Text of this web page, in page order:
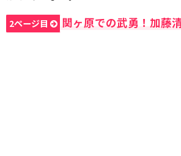
2ページ目 関ヶ原での武勇！加藤